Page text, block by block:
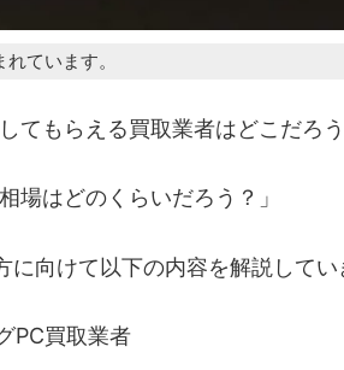
ています。
てもらえる買取業者はどこだろう
場はどのくらいだろう？」
向けて以下の内容を解説してい
PC買取業者